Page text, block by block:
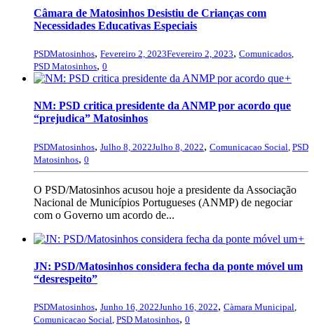
Câmara de Matosinhos Desistiu de Crianças com
Necessidades Educativas Especiais
PSDMatosinhos, Fevereiro 2, 2023Fevereiro 2, 2023, Comunicados,
PSD Matosinhos, 0
+
NM: PSD critica presidente da ANMP por acordo que
“prejudica” Matosinhos
PSDMatosinhos, Julho 8, 2022Julho 8, 2022, Comunicacao Social PSD
Matosinhos, 0
O PSD/Matosinhos acusou hoje a presidente da Associação
Nacional de Municípios Portugueses (ANMP) de negociar
com o Governo um acordo de...
+
JN: PSD/Matosinhos considera fecha da ponte móvel um
“desrespeito”
PSDMatosinhos, Junho 16, 2022Junho 16, 2022, Càmara Municipal,
Comunicacao Social, PSD Matosinhos, 0